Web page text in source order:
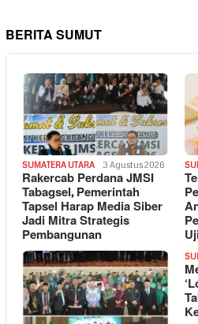
BERITA SUMUT
SUMATERA UTARA 3 Agustus 2026
Rakercab Perdana JMSI
Tabagsel, Pemerintah
Tapsel Harap Media Siber
Jadi Mitra Strategis
Pembangunan